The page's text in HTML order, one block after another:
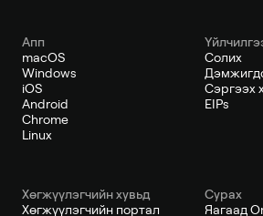
Апп
macOS
Windows
iOS
Android
Chrome
Linux
Солих
Сэргээх
EIPs
Хөгжүүлэгчийн хувьд
Хөгжүүлэгчийн портал
Сурах
Яагаад